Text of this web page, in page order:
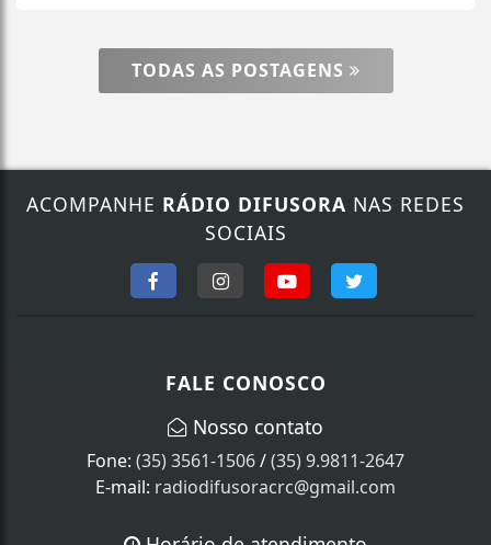
TODAS AS POSTAGENS
ACOMPANHE RÁDIO DIFUSORA NAS REDES
SOCIAIS
FALE CONOSCO
Nosso contato
Fone: (35) 3561-1506/(35) 9.9811-2647
E-mail: radiodifusoracrc@gmail.com